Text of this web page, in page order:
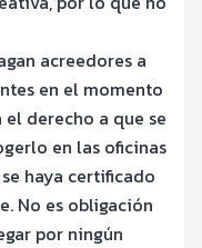
acreedores a
en el momento
derecho a que se
en las oficinas
haya certificado
No es obligación
por ningún